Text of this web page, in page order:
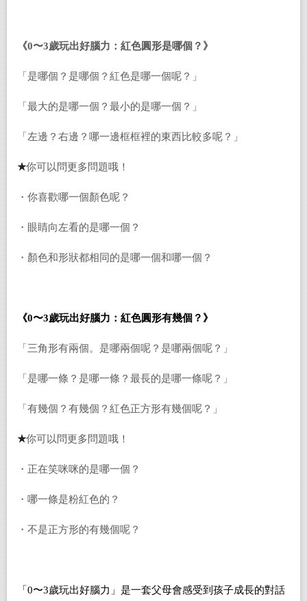
《0〜3歲玩出好腦力：紅色圓形是哪個？》
「是哪個？是哪個？紅色是哪一個呢？」
「最大的是哪一個？最小的是哪一個？」
「左邊？右邊？哪一邊框框裡的東西比較多呢？」
★你可以問更多問題哦！
・你喜歡哪一個顏色呢？
・眼睛向左看的是哪一個？
・顏色和形狀都相同的是哪一個和哪一個？
《0〜3歲玩出好腦力：紅色圓形有幾個？》
「三角形有兩個。是哪兩個呢？是哪兩個呢？」
「是哪一條？是哪一條？最長的是哪一條呢？」
「有幾個？有幾個？紅色正方形有幾個呢？」
★你可以問更多問題哦！
・正在笑咪咪的是哪一個？
・哪一條是粉紅色的？
・不是正方形的有幾個呢？
「0〜3歲玩出好腦力」是一套父母會感受到孩子成長的對話